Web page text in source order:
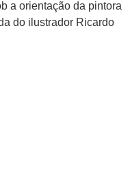
a orientação da pintora
do ilustrador Ricardo